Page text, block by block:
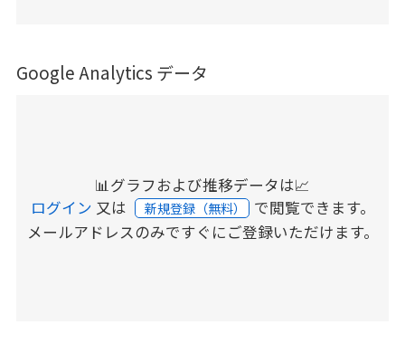
Google Analytics データ
📊グラフおよび推移データは📈
ログイン 又は 新規登録（無料） で閲覧できます。
メールアドレスのみですぐにご登録いただけます。